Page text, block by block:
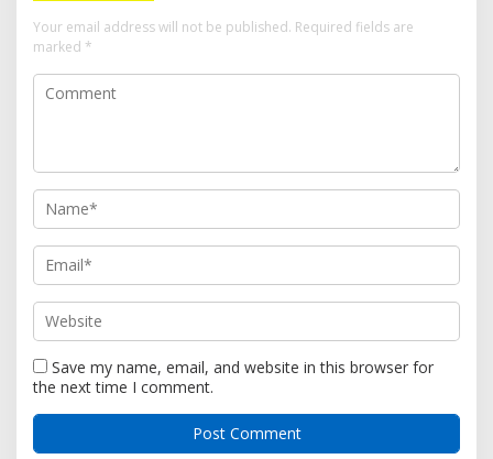
Your email address will not be published. Required fields are
marked *
Save my name, email, and website in this browser for
the next time I comment.